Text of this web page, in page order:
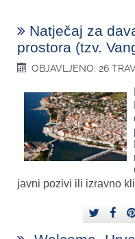
Natječaj za
prostora (tzv.
OBJAVLJENO: 26
javni pozivi ili izravno